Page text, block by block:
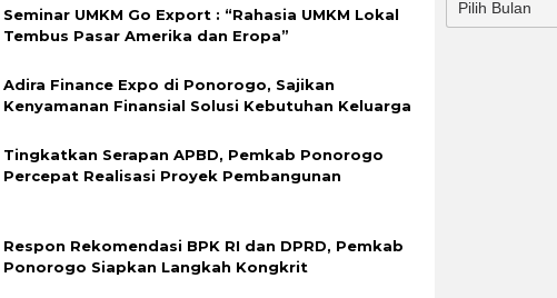
Seminar UMKM Go Export : “Rahasia UMKM Lokal
Tembus Pasar Amerika dan Eropa”
Adira Finance Expo di Ponorogo, Sajikan
Kenyamanan Finansial Solusi Kebutuhan Keluarga
Tingkatkan Serapan APBD, Pemkab Ponorogo
Percepat Realisasi Proyek Pembangunan
Respon Rekomendasi BPK RI dan DPRD, Pemkab
Ponorogo Siapkan Langkah Kongkrit
Berita